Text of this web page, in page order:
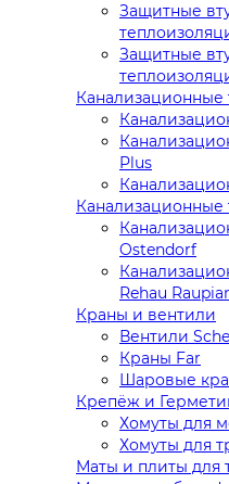
Защитные
Защитные
Канализационные
Plus
Ostendorf
Rehau
Краны и вентили
Вентили
Краны Far
Шаровые
Крепёж и
Хомуты для
Хомуты для
Маты и плиты для